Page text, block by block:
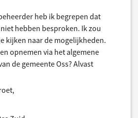
heb ik begrepen dat
hebben besproken. Ik zou
kijken naar de mogelijkheden.
opnemen via het algemene
de gemeente Oss? Alvast